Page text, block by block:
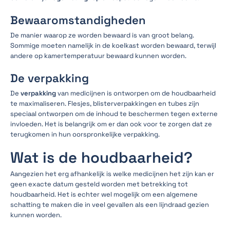
Bewaaromstandigheden
De manier waarop ze worden bewaard is van groot belang.
Sommige moeten namelijk in de koelkast worden bewaard, terwijl
andere op kamertemperatuur bewaard kunnen worden.
De verpakking
De verpakkingvan medicijnen is ontworpen om de houdbaarheid
te maximaliseren. Flesjes, blisterverpakkingen en tubes zijn
speciaal ontworpen om de inhoud te beschermen tegen externe
invloeden. Het is belangrijk om er dan ook voor te zorgen dat ze
terugkomen in hun oorspronkelijke verpakking.
Wat is de houdbaarheid?
Aangezien het erg afhankelijk is welke medicijnen het zijn kan er
geen exacte datum gesteld worden met betrekking tot
houdbaarheid. Het is echter wel mogelijk om een algemene
schatting te maken die in veel gevallen als een lijndraad gezien
kunnen worden.